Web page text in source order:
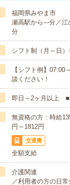
福岡県みやま市
瀬高駅から---分／
分
シフト制（月～日
【シフト例】
談ください！
即日～2ヶ月以上 ■
無資格の方：時給
円～1812円
交通費
全額支給
介護関連
／利用者の方の日